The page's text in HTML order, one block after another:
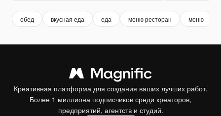
обед вкусная еда еда меню ресторан меню
Креативная платформа для создания ваших лучших работ.
Более 1 миллиона подписчиков среди креаторов,
предприятий, агентств и студий.